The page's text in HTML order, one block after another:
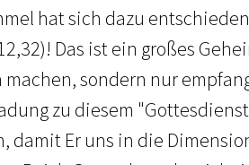
hat sich dazu
Das ist ein großes
sondern nur
zu diesem
damit Er uns in die